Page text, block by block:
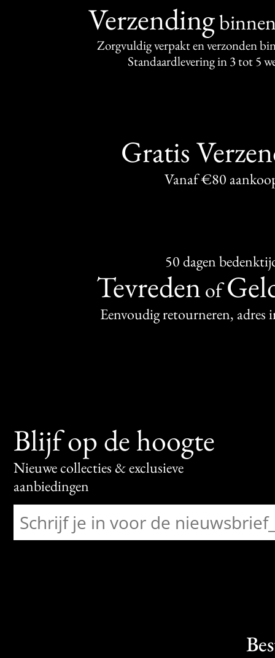
Verzending
Zorgvuldig verpakt en verzonden
Standaardlevering in 3 tot 5
Gratis
Vanaf €80
50 dagen
Tevredenof
Eenvoudig retourneren, adres
Blijf op de hoogte
Nieuwe collecties & exclusieve
aanbiedingen